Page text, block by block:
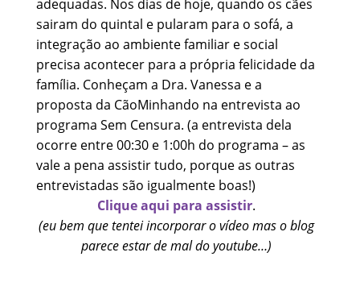
adequadas. Nos dias de hoje, quando os cães
sairam do quintal e pularam para o sofá, a
integração ao ambiente familiar e social
precisa acontecer para a própria felicidade da
família. Conheçam a Dra. Vanessa e a
proposta da CãoMinhando na entrevista ao
programa Sem Censura. (a entrevista dela
ocorre entre 00:30 e 1:00h do programa – as
vale a pena assistir tudo, porque as outras
entrevistadas são igualmente boas!)
Clique aqui para assistir.
(eu bem que tentei incorporar o vídeo mas o blog
parece estar de mal do youtube…)